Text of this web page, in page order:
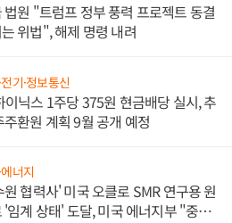
법원 "트럼프 정부 풍력 프로젝트 동결
위법", 해제 명령 내려
기·정보통신
이닉스 1주당 375원 현금배당 실시, 추
주환원 계획 9월 공개 예정
너지
협력사' 미국 오클로 SMR 연구용 원
'임계 상태' 도달, 미국 에너지부 "중요